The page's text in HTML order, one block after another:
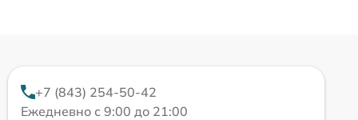
+7 (843) 254-50-42
Ежедневно с 9:00 до 21:00